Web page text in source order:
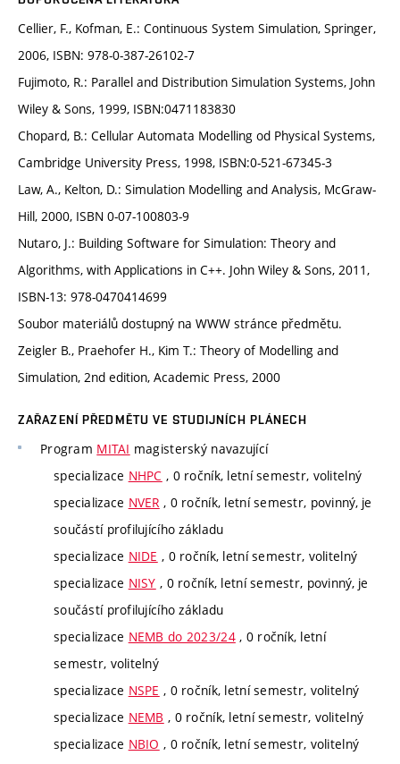
Cellier, F., Kofman, E.: Continuous System Simulation, Springer,
2006, ISBN: 978-0-387-26102-7
Fujimoto, R.: Parallel and Distribution Simulation Systems, John
Wiley & Sons, 1999, ISBN:0471183830
Chopard, B.: Cellular Automata Modelling od Physical Systems,
Cambridge University Press, 1998, ISBN:0-521-67345-3
Law, A., Kelton, D.: Simulation Modelling and Analysis, McGraw-
Hill, 2000, ISBN 0-07-100803-9
Nutaro, J.: Building Software for Simulation: Theory and
Algorithms, with Applications in C++. John Wiley & Sons, 2011,
ISBN-13: 978-0470414699
Soubor materiálů dostupný na WWW stránce předmětu.
Zeigler B., Praehofer H., Kim T.: Theory of Modelling and
Simulation, 2nd edition, Academic Press, 2000
ZAŘAZENÍ PŘEDMĚTU VE STUDIJNÍCH PLÁNECH
Program MITAI magisterský navazující
specializace NHPC , 0 ročník, letní semestr, volitelný
specializace NVER , 0 ročník, letní semestr, povinný, je
součástí profilujícího základu
specializace NIDE , 0 ročník, letní semestr, volitelný
specializace NISY , 0 ročník, letní semestr, povinný, je
součástí profilujícího základu
specializace NEMB do 2023/24, 0 ročník, letní
semestr, volitelný
specializace NSPE , 0 ročník, letní semestr, volitelný
specializace NEMB , 0 ročník, letní semestr, volitelný
specializace NBIO , 0 ročník, letní semestr, volitelný